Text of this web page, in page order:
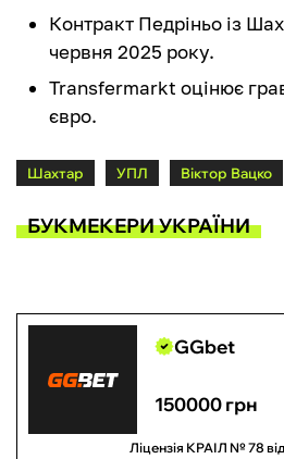
Контракт Педріньо із
червня 2025 року.
Transfermarkt оцінює
євро.
Шахтар УПЛ Віктор Вацко
БУКМЕКЕРИ УКРАЇНИ
GGbet
150000 грн
Ліцензія КРАІЛ № 78